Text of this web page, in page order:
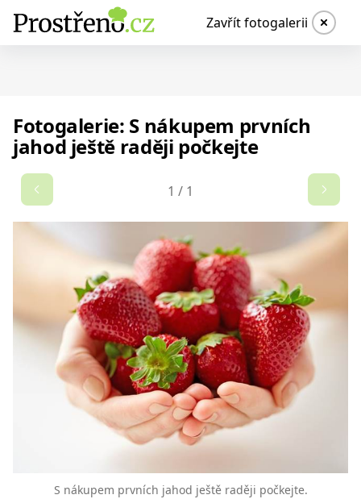
Zavřít fotogalerii
Fotogalerie: S nákupem prvních
jahod ještě raději počkejte
1 / 1
S nákupem prvních jahod ještě raději počkejte.